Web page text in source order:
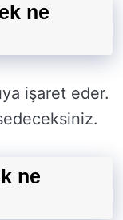
ne
işaret eder.
ne